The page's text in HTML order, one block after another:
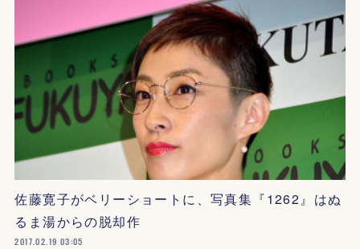
佐藤寛子がベリーショートに、写真集『1262』はぬ
るま湯からの脱却作
2017.02.19 03:05